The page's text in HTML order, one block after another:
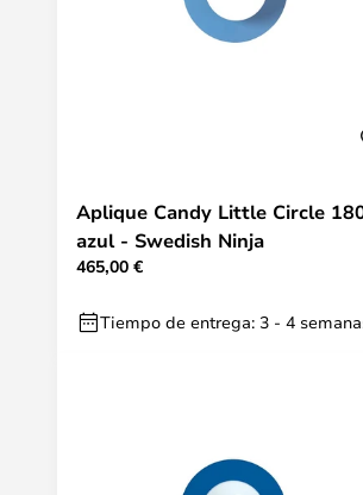
Aplique Candy Little Circle
azul - Swedish Ninja
465,00 €
Tiempo de entrega: 3 - 4